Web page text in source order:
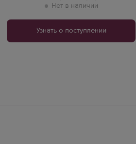
Узнать о поступлении